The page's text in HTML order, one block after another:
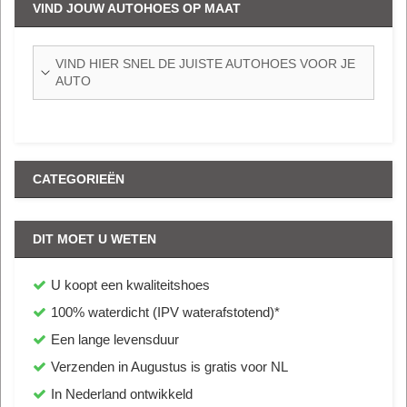
VIND JOUW AUTOHOES OP MAAT
VIND HIER SNEL DE JUISTE AUTOHOES VOOR JE
AUTO
CATEGORIEËN
DIT MOET U WETEN
U koopt een kwaliteitshoes
100% waterdicht (IPV waterafstotend)*
Een lange levensduur
Verzenden in Augustus is gratis voor NL
In Nederland ontwikkeld